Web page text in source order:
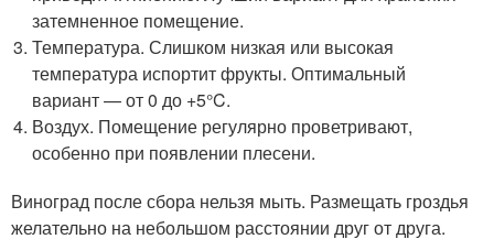
затемненное помещение.
Температура. Слишком низкая или высокая
температура испортит фрукты. Оптимальный
вариант — от 0 до +5°C.
Воздух. Помещение регулярно проветривают,
особенно при появлении плесени.
Виноград после сбора нельзя мыть. Размещать гроздья
желательно на небольшом расстоянии друг от друга.